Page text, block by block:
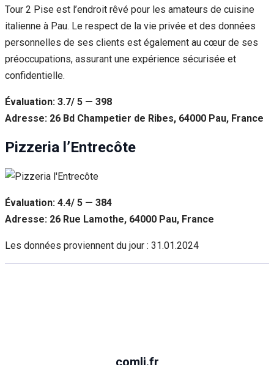
Tour 2 Pise est l’endroit rêvé pour les amateurs de cuisine
italienne à Pau. Le respect de la vie privée et des données
personnelles de ses clients est également au cœur de ses
préoccupations, assurant une expérience sécurisée et
confidentielle.
Évaluation: 3.7/ 5 — 398
Adresse: 26 Bd Champetier de Ribes, 64000 Pau, France
Pizzeria l’Entrecôte
Évaluation: 4.4/ 5 — 384
Adresse: 26 Rue Lamothe, 64000 Pau, France
Les données proviennent du jour : 31.01.2024
comli.fr